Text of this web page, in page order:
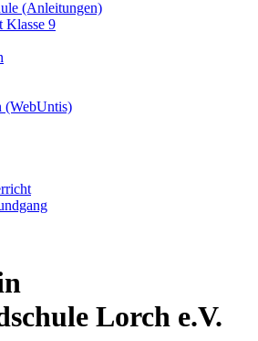
(Anleitungen)
Klasse 9
(WebUntis)
Lorch e.V.